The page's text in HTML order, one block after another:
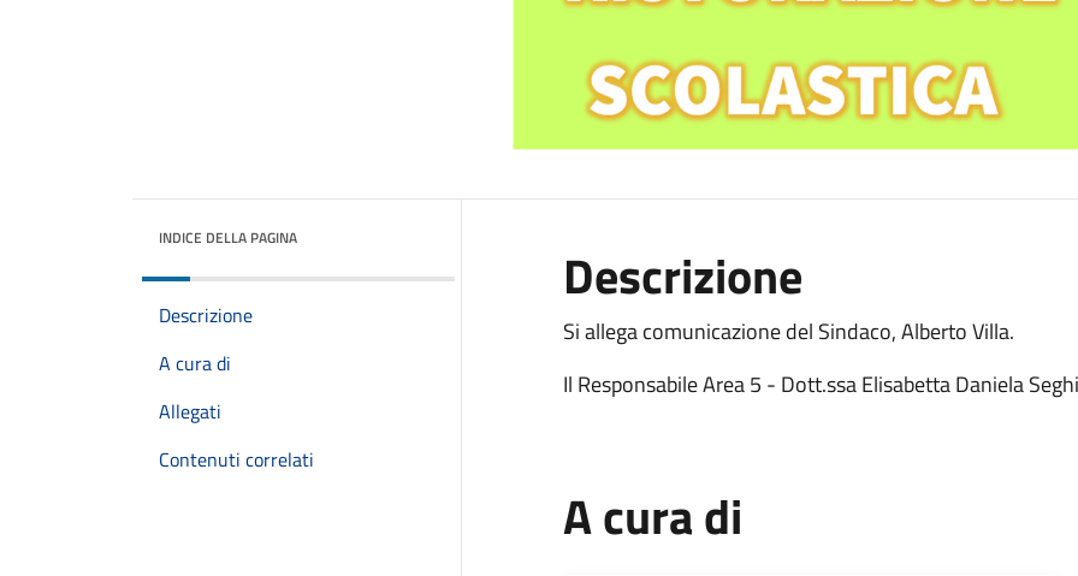
INDICE DELLA PAGINA
Descrizione
A cura di
Allegati
Contenuti correlati
Descrizione
Si allega comunicazione del Sindaco, Alberto Villa.
Il Responsabile Area 5 - Dott.ssa Elisabetta Daniela
A cura di